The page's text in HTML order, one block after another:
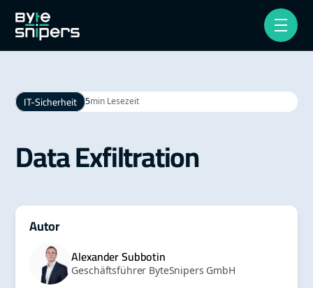
IT-Sicherheit 5min Lesezeit
Data Exfiltration
Autor
Alexander Subbotin
Geschäftsführer ByteSnipers GmbH